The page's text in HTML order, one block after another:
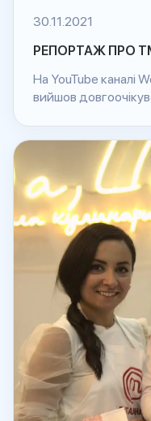
30.11.2021
РЕПОРТАЖ ПРО
На YouTube каналі
вийшов